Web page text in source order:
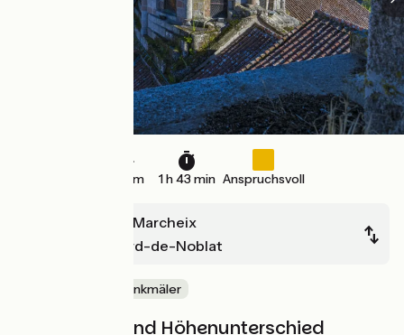
26 km 1 h 43 min Anspruchsvoll
Châtelus-le-Marcheix
Saint-Léonard-de-Noblat
Schlösser & Baudenkmäler
Steigungen und Höhenunterschied